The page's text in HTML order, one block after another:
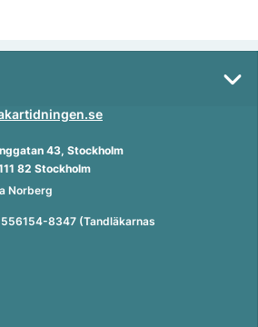
43, Stockholm
82 Stockholm
Norberg
8347 (Tandläkarnas